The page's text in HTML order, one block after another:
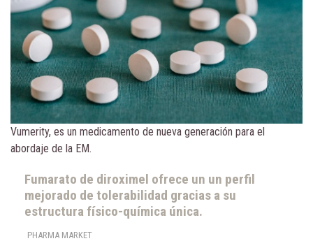
Vumerity, es un medicamento de nueva generación para el
abordaje de la EM.
Fumarato de diroximel ofrece un un perfil
mejorado de tolerabilidad gracias a su
estructura físico-química única.
PHARMA MARKET